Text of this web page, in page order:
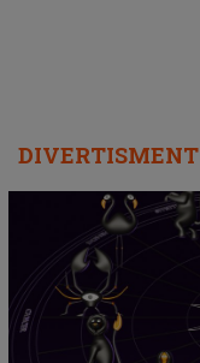
DIVERTISMENT